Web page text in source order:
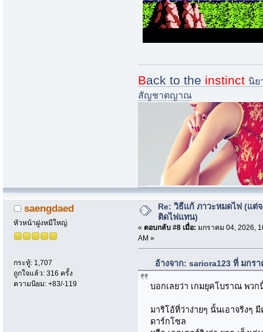
Back to the instinct นิย
สัญชาตญาณ
saengdaed
หัวหน้าฝูงหมีใหญ่
กระทู้: 1,707
ถูกใจแล้ว: 316 ครั้ง
ความนิยม: +83/-119
Re: วิธีแก้ ภาวะหมดไฟ (แต่
ติดไฟแทน)
« ตอบกลับ #8 เมื่อ: มกราคม 04, 2026,
AM »
อ้างจาก: sariora123 ที่ มกร
บอกเลยว่า เกมยุคโบราณ พวก
มาริโอ้ที่ว่าง่ายๆ นั้นเอาจริงๆ
ดาร์กโซล